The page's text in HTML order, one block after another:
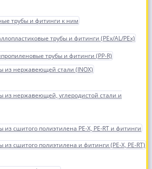
трубы и фитинги к ним
трубы и фитинги (PEx/AL/PEx)
трубы и фитинги (PP-R)
из нержавеющей стали (INOX)
из нержавеющей, углеродистой стали и
из сшитого полиэтилена PE-X, PE-RT и фитинги
из сшитого полиэтилена и фитинги (PE-X, PE-RT)